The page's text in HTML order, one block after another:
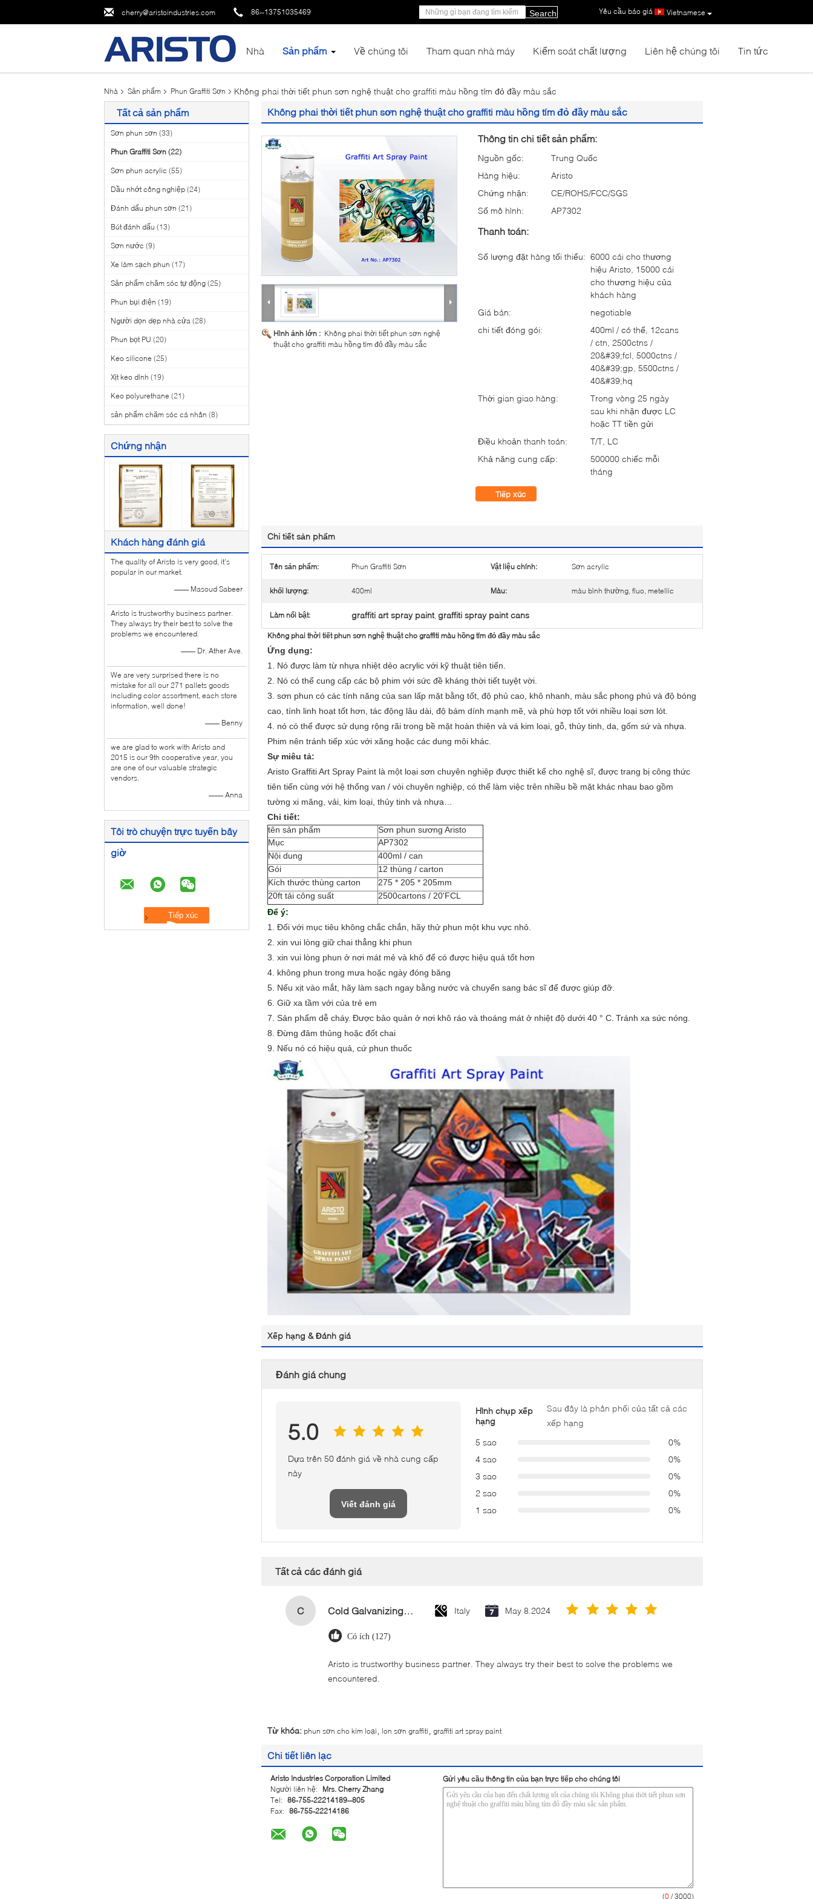
cherry@aristoindustries.com 86--13751035469 Vietnamese
Yêu cầu báo giá |
Search
Nhà Sản phẩm Về chúng tôi Tham quan nhà máy Kiểm soát chất lượng Liên hệ chúng tôi Tin tức
Nhà Sản phẩm Phun Graffiti Sơn Không phai thời tiết phun sơn nghệ thuật cho graffiti màu hồng tím đỏ đầy màu sắc
Tất cả sản phẩm
Sơn phun sơn (33)
Phun Graffiti Sơn (22)
Sơn phun acrylic (55)
Dầu nhớt công nghiệp (24)
Đánh dấu phun sơn (21)
Bút đánh dấu (13)
Sơn nước (9)
Xe làm sạch phun (17)
Sản phẩm chăm sóc tự động (25)
Phun bụi điện (19)
Người dọn dẹp nhà cửa (28)
Phun bọt PU (20)
Keo silicone (25)
Xịt keo dính (19)
Keo polyurethane (21)
sản phẩm chăm sóc cá nhân (8)
Chứng nhận
Khách hàng đánh giá
The quality of Aristo is very good, it's
popular in our market.
—— Masoud Sabeer
Aristo is trustworthy business partner.
They always try their best to solve the
problems we encountered.
—— Dr. Ather Ave.
We are very surprised there is no
mistake for all our 271 pallets goods
including color assortment, each store
information, well done!
—— Benny
we are glad to work with Aristo and
2015 is our 9th cooperative year, you
are one of our valuable strategic
vendors.
—— Anna
Tôi trò chuyện trực tuyến bây
giờ
Không phai thời tiết phun sơn nghệ thuật cho graffiti màu hồng tím đỏ đầy màu sắc
Hình ảnh lớn : Không phai thời tiết phun sơn nghệ
thuật cho graffiti màu hồng tím đỏ đầy màu sắc
Thông tin chi tiết sản phẩm:
Nguồn gốc:
Trung Quốc
Hàng hiệu:
Aristo
Chứng nhận:
CE/ROHS/FCC/SGS
Số mô hình:
AP7302
Thanh toán:
Số lượng đặt hàng tối thiểu: 6000 cái cho thương
hiệu Aristo, 15000 cái
cho thương hiệu của
khách hàng
Giá bán:
negotiable
chi tiết đóng gói:
400ml / có thể, 12cans
/ ctn, 2500ctns /
20&#39;fcl, 5000ctns /
40&#39;gp, 5500ctns /
40&#39;hq
Thời gian giao hàng:
Trong vòng 25 ngày
sau khi nhận được LC
hoặc TT tiền gửi
Điều khoản thanh toán:
T/T, LC
Khả năng cung cấp:
500000 chiếc mỗi
tháng
Tiếp xúc
Chi tiết sản phẩm
Tên sản phẩm: Phun Graffiti Sơn Vật liệu chính: Sơn acrylic
khối lượng: 400ml Màu: màu bình thường, fluo, metellic
Làm nổi bật: graffiti art spray paint, graffiti spray paint cans
Không phai thời tiết phun sơn nghệ thuật cho graffiti màu hồng tím đỏ đầy màu sắc
Ứng dụng:
1. Nó được làm từ nhựa nhiệt dẻo acrylic với kỹ thuật tiên tiến.
2. Nó có thể cung cấp các bộ phim với sức đề kháng thời tiết tuyệt vời.
3. sơn phun có các tính năng của san lấp mặt bằng tốt, độ phủ cao, khô nhanh, màu sắc phong phú và độ bóng
cao, tính linh hoạt tốt hơn, tác động lâu dài, độ bám dính mạnh mẽ, và phù hợp tốt với nhiều loại sơn lót.
4. nó có thể được sử dụng rộng rãi trong bề mặt hoàn thiện và vá kim loại, gỗ, thủy tinh, da, gốm sứ và nhựa.
Phim nên tránh tiếp xúc với xăng hoặc các dung môi khác.
Sự miêu tả:
Aristo Graffiti Art Spray Paint là một loại sơn chuyên nghiệp được thiết kế cho nghệ sĩ, được trang bị công thức
tiên tiến cùng với hệ thống van / vòi chuyên nghiệp, có thể làm việc trên nhiều bề mặt khác nhau bao gồm
tường xi măng, vải, kim loại, thủy tinh và nhựa…
Chi tiết:
tên sản phẩm
Sơn phun sương Aristo
Mục
AP7302
Nội dung
400ml / can
Gói
12 thùng / carton
Kích thước thùng carton
275 * 205 * 205mm
20ft tải công suất
2500cartons / 20'FCL
Để ý:
1. Đối với mục tiêu không chắc chắn, hãy thử phun một khu vực nhỏ.
2. xin vui lòng giữ chai thẳng khi phun
3. xin vui lòng phun ở nơi mát mẻ và khô để có được hiệu quả tốt hơn
4. không phun trong mưa hoặc ngày đóng băng
5. Nếu xịt vào mắt, hãy làm sạch ngay bằng nước và chuyển sang bác sĩ để được giúp đỡ.
6. Giữ xa tầm với của trẻ em
7. Sản phẩm dễ cháy. Được bảo quản ở nơi khô ráo và thoáng mát ở nhiệt độ dưới 40 ° C. Tránh xa sức nóng.
8. Đừng đâm thủng hoặc đốt chai
9. Nếu nó có hiệu quả, cứ phun thuốc
Xếp hạng & Đánh giá
Đánh giá chung
5.0
Dựa trên 50 đánh giá về nhà cung cấp
này
Viết đánh giá
Hình chụp xếp
hạng
Sau đây là phân phối của tất cả các
xếp hạng
5 sao
0%
4 sao
0%
3 sao
0%
2 sao
0%
1 sao
0%
Tất cả các đánh giá
C Cold Galvanizing Zinc Spray Paint 400ml Italy May 8.2024
Có ích (127)
Aristo is trustworthy business partner. They always try their best to solve the problems we
encountered.
Từ khóa: phun sơn cho kim loại lon sơn graffiti graffiti art spray paint
Chi tiết liên lạc
Aristo Industries Corporation Limited
Người liên hệ:
Mrs. Cherry Zhang
Tel: 86-755-22214189--805
Fax: 86-755-22214186
Gửi yêu cầu thông tin của bạn trực tiếp cho chúng tôi
(0 / 3000)